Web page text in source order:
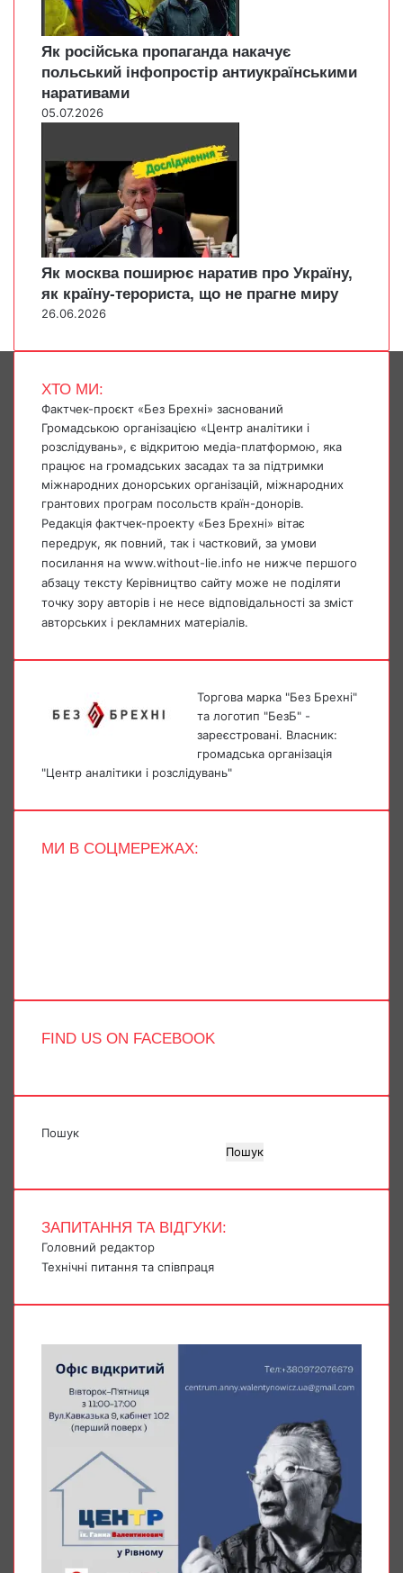
Як російська пропаганда накачує
польський інфопростір антиукраїнськими
наративами
05.07.2026
Як москва поширює наратив про Україну,
як країну-терориста, що не прагне миру
26.06.2026
ХТО МИ:
Фактчек-проєкт «Без Брехні» заснований
Громадською організацією «Центр аналітики і
розслідувань», є відкритою медіа-платформою, яка
працює на громадських засадах та за підтримки
міжнародних донорських організацій, міжнародних
грантових програм посольств країн-донорів.
Редакція фактчек-проекту «Без Брехні» вітає
передрук, як повний, так і частковий, за умови
посилання на www.without-lie.info не нижче першого
абзацу тексту Керівництво сайту може не поділяти
точку зору авторів і не несе відповідальності за зміст
авторських і рекламних матеріалів.
Торгова марка "Без Брехні"
та логотип "БезБ" -
зареєстровані. Власник:
громадська організація
"Центр аналітики і розслідувань"
МИ В СОЦМЕРЕЖАХ:
FIND US ON FACEBOOK
Пошук
Пошук
ЗАПИТАННЯ ТА ВІДГУКИ:
Головний редактор
Технічні питання та співпраця